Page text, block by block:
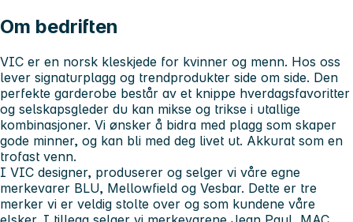
Om bedriften
VIC er en norsk kleskjede for kvinner og menn. Hos oss
lever signaturplagg og trendprodukter side om side. Den
perfekte garderobe består av et knippe hverdagsfavoritter
og selskapsgleder du kan mikse og trikse i utallige
kombinasjoner. Vi ønsker å bidra med plagg som skaper
gode minner, og kan bli med deg livet ut. Akkurat som en
trofast venn.
I VIC designer, produserer og selger vi våre egne
merkevarer BLU, Mellowfield og Vesbar. Dette er tre
merker vi er veldig stolte over og som kundene våre